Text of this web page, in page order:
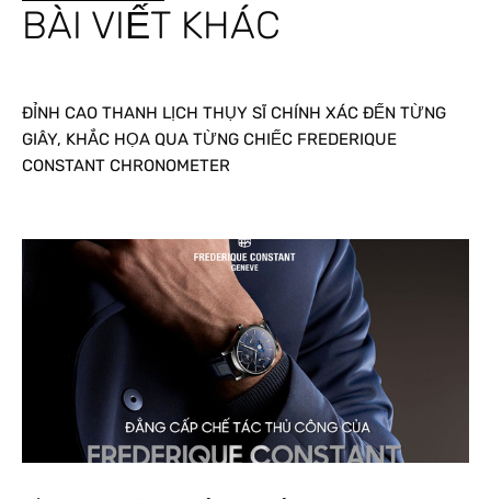
BÀI VIẾT KHÁC
ĐỈNH CAO THANH LỊCH THỤY SĨ CHÍNH XÁC ĐẾN TỪNG
GIÂY, KHẮC HỌA QUA TỪNG CHIẾC FREDERIQUE
CONSTANT CHRONOMETER